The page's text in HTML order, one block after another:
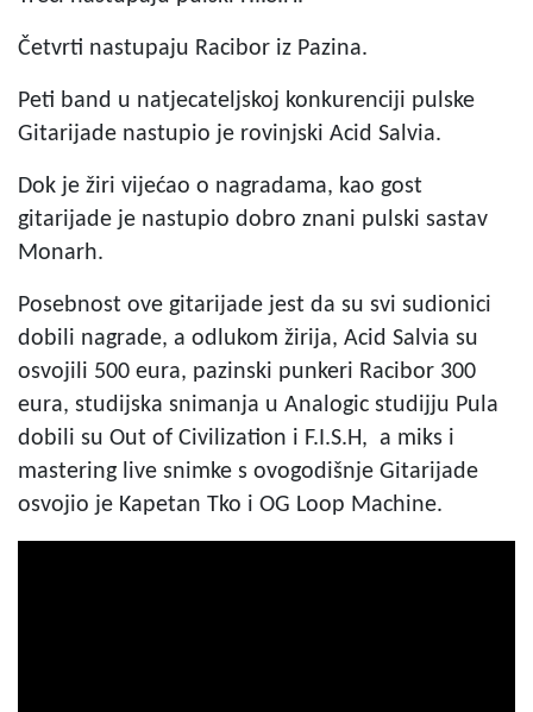
Četvrti nastupaju Racibor iz Pazina.
Peti band u natjecateljskoj konkurenciji pulske
Gitarijade nastupio je rovinjski Acid Salvia.
Dok je žiri vijećao o nagradama, kao gost
gitarijade je nastupio dobro znani pulski sastav
Monarh.
Posebnost ove gitarijade jest da su svi sudionici
dobili nagrade, a odlukom žirija, Acid Salvia su
osvojili 500 eura, pazinski punkeri Racibor 300
eura, studijska snimanja u Analogic studijju Pula
dobili su Out of Civilization i F.I.S.H, a miks i
mastering live snimke s ovogodišnje Gitarijade
osvojio je Kapetan Tko i OG Loop Machine.